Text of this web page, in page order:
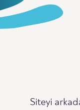
Siteyi